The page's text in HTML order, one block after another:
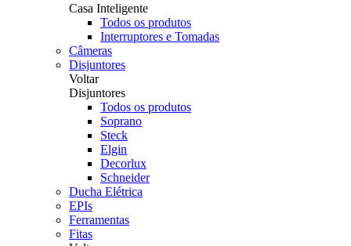
Casa Inteligente
Todos os produtos
Interruptores e Tomadas
Câmeras
Disjuntores
Voltar
Disjuntores
Todos os produtos
Soprano
Steck
Elgin
Decorlux
Schneider
Ducha Elétrica
EPIs
Ferramentas
Fitas